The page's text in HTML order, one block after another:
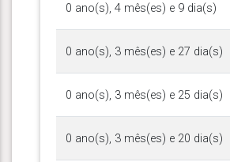
0 ano(s), 4 mês(es) e 9 dia(s)
0 ano(s), 3 mês(es) e 27 dia(s)
0 ano(s), 3 mês(es) e 25 dia(s)
0 ano(s), 3 mês(es) e 20 dia(s)